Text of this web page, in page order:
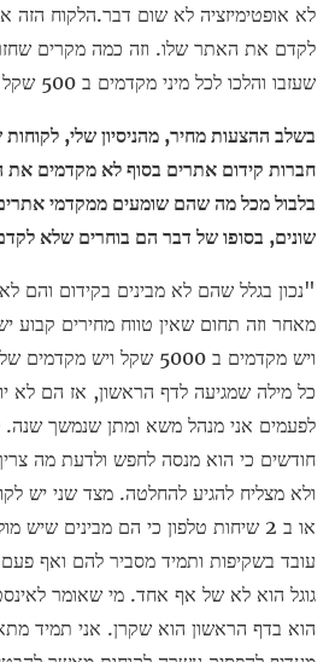
לא אופטימיזציה לא שום דבר.הלקוח הזה
לקדם את האתר שלו. וזה כמה מקרים
שעזבו והלכו לכל מיני מקדמים ב 500 שקל וחזרו בלי כלום".
בשלב ההצעות מחיר, מהניסיון שלי,
חברות קידום אתרים בסוף לא מקדמים
בלבול מכל מה שהם שומעים ממקדמי
שונים, בסופו של דבר הם בוחרים שלא
"נכון בגלל שהם לא מבינים בקידום והם
כל מילה שמגיעה לדף הראשון, אז הם לא
לפעמים אני מנהל משא ומתן שנמשך שנה.
חודשים כי הוא מנסה לחפש ולדעת מה
ולא מצליח להגיע להחלטה. מצד שני יש
או ב 2 שיחות טלפון כי הם מבינים
עובד בשקיפות ותמיד מסביר להם ואף
גוגל הוא לא של אף אחד. מי שאומר
הוא בדף הראשון הוא שקרן. אני תמיד